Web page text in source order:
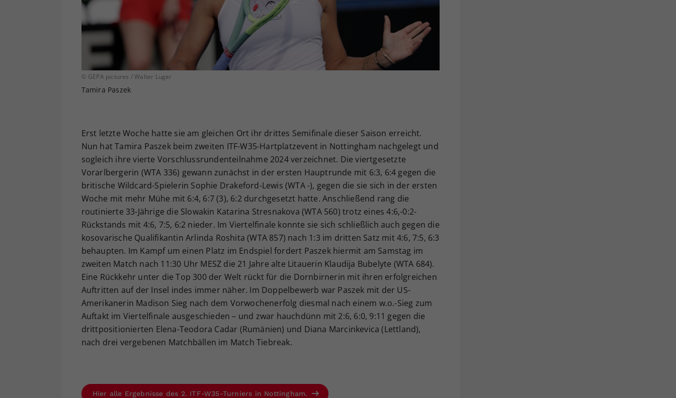
© GEPA pictures / Walter Luger
Tamira Paszek
Erst letzte Woche hatte sie am gleichen Ort ihr drittes Semifinale dieser Saison erreicht.
Nun hat Tamira Paszek beim zweiten ITF-W35-Hartplatzevent in Nottingham nachgelegt und
sogleich ihre vierte Vorschlussrundenteilnahme 2024 verzeichnet. Die viertgesetzte
Vorarlbergerin (WTA 336) gewann zunächst in der ersten Hauptrunde mit 6:3, 6:4 gegen die
britische Wildcard-Spielerin Sophie Drakeford-Lewis (WTA -), gegen die sie sich in der ersten
Woche mit mehr Mühe mit 6:4, 6:7 (3), 6:2 durchgesetzt hatte. Anschließend rang die
routinierte 33-Jährige die Slowakin Katarina Stresnakova (WTA 560) trotz eines 4:6,-0:2-
Rückstands mit 4:6, 7:5, 6:2 nieder. Im Viertelfinale konnte sie sich schließlich auch gegen die
kosovarische Qualifikantin Arlinda Roshita (WTA 857) nach 1:3 im dritten Satz mit 4:6, 7:5, 6:3
behaupten. Im Kampf um einen Platz im Endspiel fordert Paszek hiermit am Samstag im
zweiten Match nach 11:30 Uhr MESZ die 21 Jahre alte Litauerin Klaudija Bubelyte (WTA 684).
Eine Rückkehr unter die Top 300 der Welt rückt für die Dornbirnerin mit ihren erfolgreichen
Auftritten auf der Insel indes immer näher. Im Doppelbewerb war Paszek mit der US-
Amerikanerin Madison Sieg nach dem Vorwochenerfolg diesmal nach einem w.o.-Sieg zum
Auftakt im Viertelfinale ausgeschieden – und zwar hauchdünn mit 2:6, 6:0, 9:11 gegen die
drittpositionierten Elena-Teodora Cadar (Rumänien) und Diana Marcinkevica (Lettland),
nach drei vergebenen Matchbällen im Match Tiebreak.
Hier alle Ergebnisse des 2. ITF-W35-Turniers in Nottingham.
Ihrer vorgenommen Einstellungen, falls der
Webseiten-Betreiber dies eingestellt hat.